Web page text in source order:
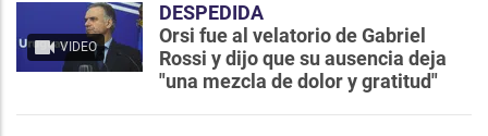
VIDEO
DESPEDIDA
Orsi fue al velatorio de Gabriel
Rossi y dijo que su ausencia deja
"una mezcla de dolor y gratitud"